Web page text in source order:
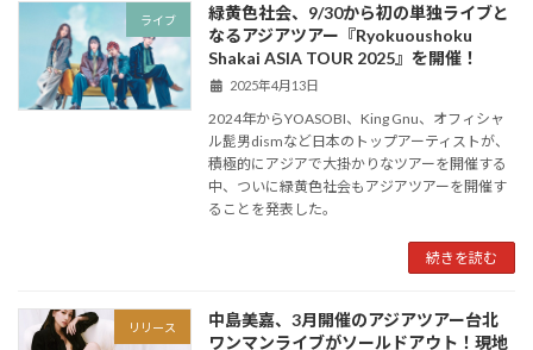
ライブ
緑黄色社会、9/30から初の単独ライブと
なるアジアツアー『Ryokuoushoku
Shakai ASIA TOUR 2025』を開催！
2025年4月13日
2024年からYOASOBI、King Gnu、オフィシャ
ル髭男dismなど日本のトップアーティストが、
積極的にアジアで大掛かりなツアーを開催する
中、ついに緑黄色社会もアジアツアーを開催す
ることを発表した。
続きを読む
リリース
中島美嘉、3月開催のアジアツアー台北
ワンマンライブがソールドアウト！現地